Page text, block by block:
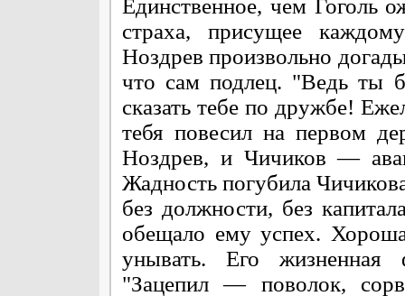
Единственное, чем Гоголь
страха, присущее
Ноздрев произвольно
что сам подлец. "Ведь ты
сказать тебе по дружбе!
тебя повесил на первом
Ноздрев, и Чичиков —
Жадность погубила
без должности, без
обещало ему успех.
унывать. Его жизненная
"Зацепил — поволок,